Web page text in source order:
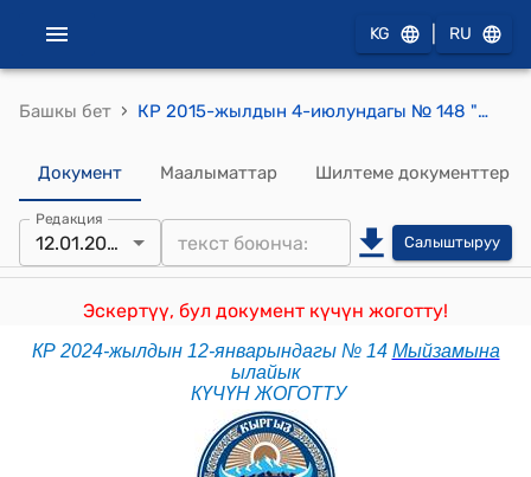
KG RU
Башкы бет › КР 2015-жылдын 4-июлундагы № 148 "Жарандардын репродуктивдик укуктары жана аларды ишке ашыруудагы кепилдиктери жөнүндө" Мыйзамы
Документ Маалыматтар Шилтеме документтер
Редакция
12.01.2024 Салыштыруу
Эскертүү, бул документ күчүн жоготту!